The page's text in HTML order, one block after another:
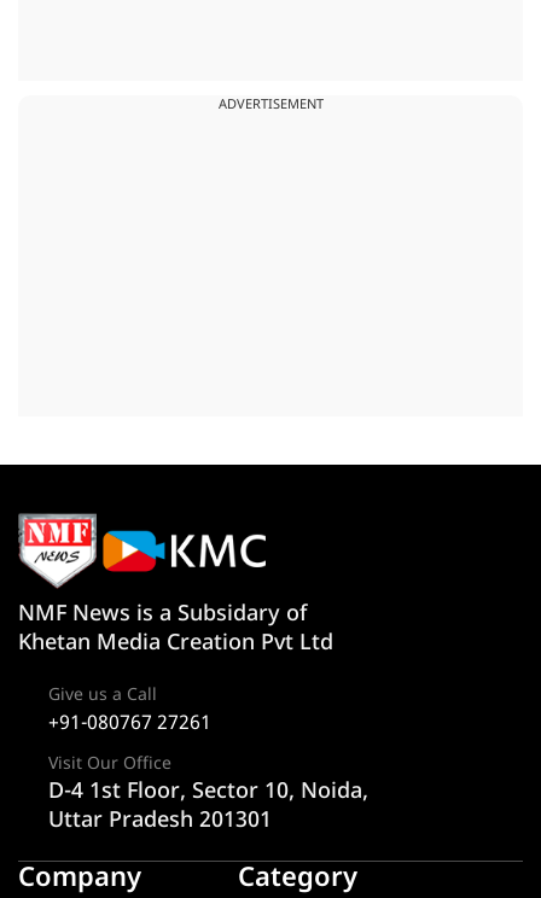
ADVERTISEMENT
NMF News is a Subsidary of
Khetan Media Creation Pvt Ltd
Give us a Call
+91-080767 27261
Visit Our Office
D-4 1st Floor, Sector 10, Noida,
Uttar Pradesh 201301
Company Category